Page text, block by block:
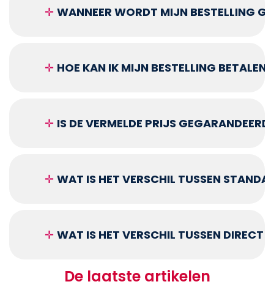
✛ WANNEER WORDT MIJN BESTELLING
✛ HOE KAN IK MIJN BESTELLING BETALEN?
✛ IS DE VERMELDE PRIJS
✛ WAT IS HET VERSCHIL TUSSEN
✛ WAT IS HET VERSCHIL TUSSEN DIRECT
De laatste artikelen